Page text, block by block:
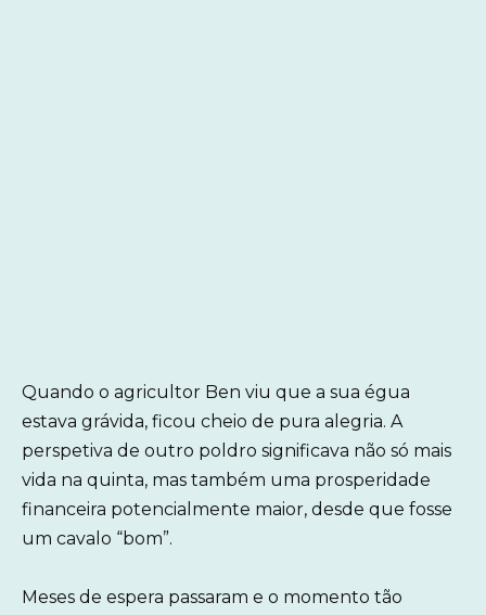
Quando o agricultor Ben viu que a sua égua
estava grávida, ficou cheio de pura alegria. A
perspetiva de outro poldro significava não só mais
vida na quinta, mas também uma prosperidade
financeira potencialmente maior, desde que fosse
um cavalo “bom”.
Meses de espera passaram e o momento tão